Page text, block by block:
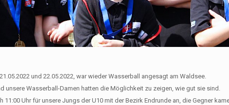
und 22.05.2022, war wieder Wasserball angesagt am Waldsee.
unsere Wasserball-Damen hatten die Möglichkeit zu zeigen, wie gut sie sind.
11:00 Uhr für unsere Jungs der U10 mit der Bezirk Endrunde an, die Gegner